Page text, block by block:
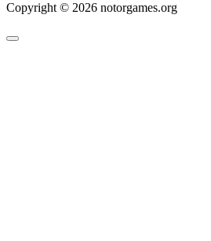
Copyright © 2026 notorgames.org
Scroll